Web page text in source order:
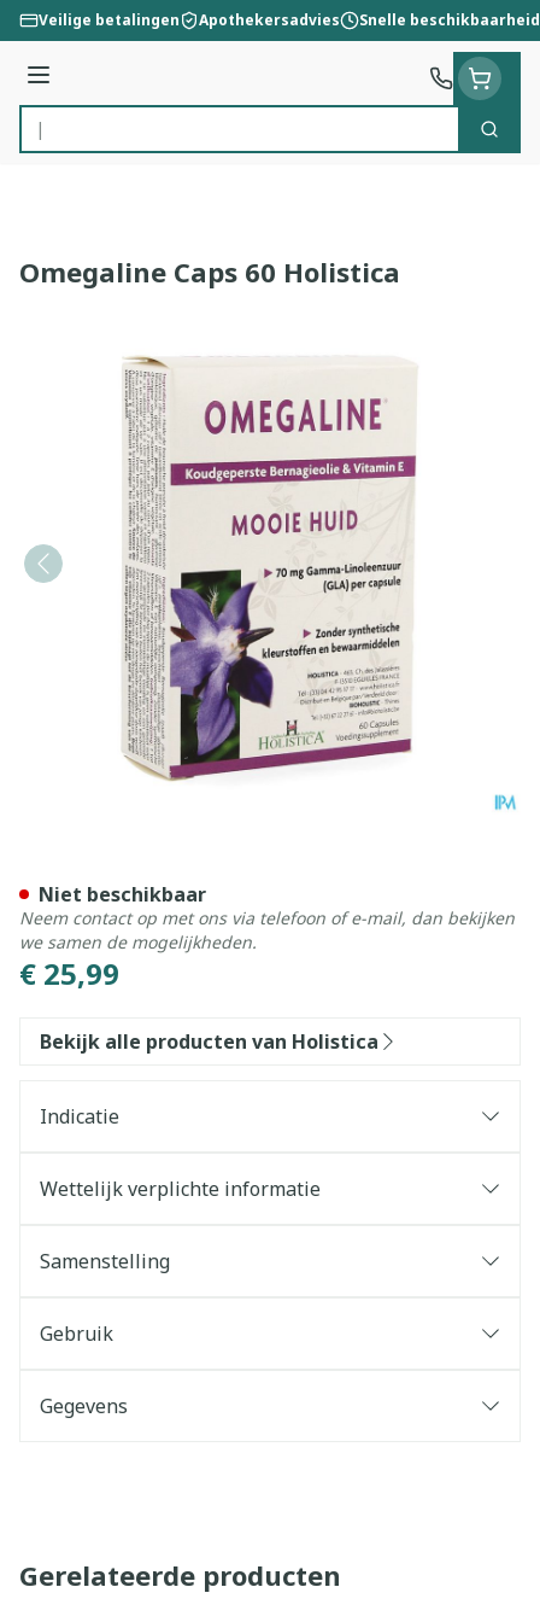
Ga naar de inhoud
Veilige betalingen Apothekersadvies Snelle beschikbaarheid
Menu
Product, merk, categorie...
Zoek
Omegaline Caps 60 Holistica
€ 25,99
Niet beschikbaar
Neem contact op met ons via telefoon of e-mail, dan bekijken
we samen de mogelijkheden.
Bekijk alle producten van Holistica
Indicatie
Wettelijk verplichte informatie
Samenstelling
Gebruik
Gegevens
Gerelateerde producten